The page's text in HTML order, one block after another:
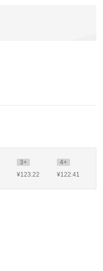
3+
4+
¥123.22 ¥122.41